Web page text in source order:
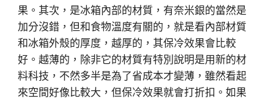
果。其次，是冰箱內部的材質，有奈米銀的當然是
加分沒錯，但和食物溫度有關的，就是看內部材質
和冰箱外殼的厚度，越厚的，其保冷效果會比較
好。越薄的，除非它的材質有特別說明是用新的材
料科技，不然多半是為了省成本才變薄，雖然看起
來空間好像比較大，但保冷效果就會打折扣。如果